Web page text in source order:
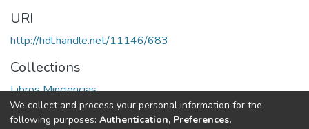
URI
http://hdl.handle.net/11146/683
Collections
Libros Minciencias
Full item page
We collect and process your personal information for the
following purposes: Authentication, Preferences,